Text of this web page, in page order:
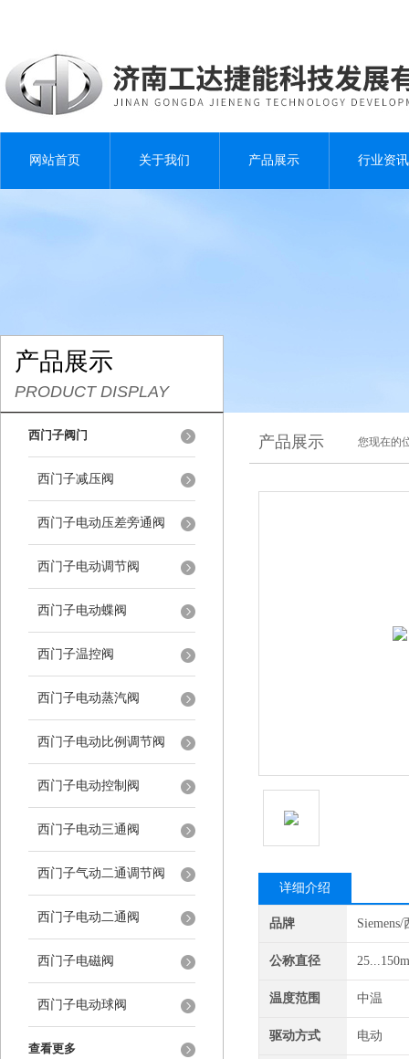
网站首页 关于我们 产品展示 行业资讯
产品展示
PRODUCT DISPLAY
西门子阀门
西门子减压阀
西门子电动压差旁通阀
西门子电动调节阀
西门子电动蝶阀
西门子温控阀
西门子电动蒸汽阀
西门子电动比例调节阀
西门子电动控制阀
西门子电动三通阀
西门子气动二通调节阀
西门子电动二通阀
西门子电磁阀
西门子电动球阀
查看更多
产品展示 您现在的
详细介绍
品牌
公称直径
温度范围 中温
驱动方式 电动